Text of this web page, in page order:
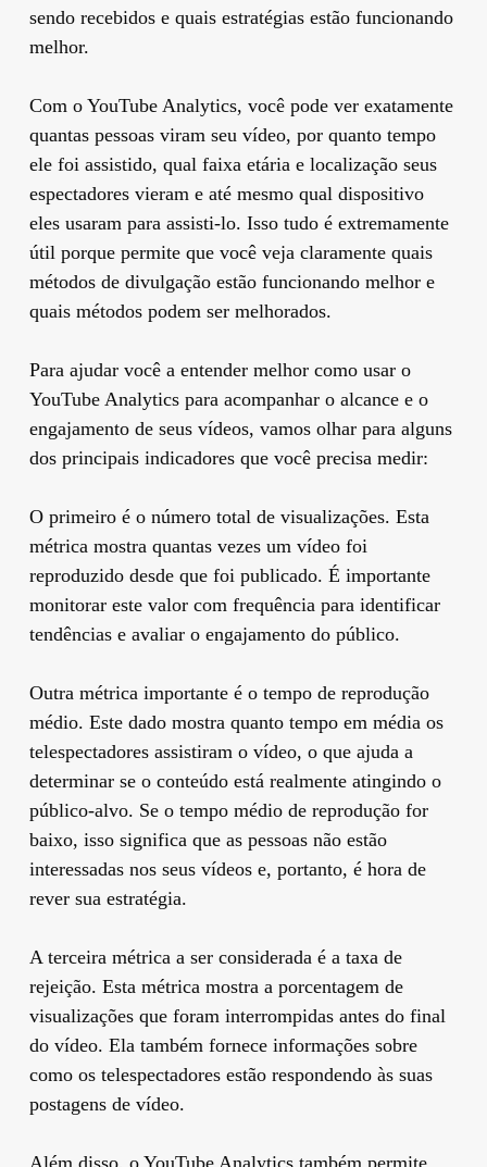
sendo recebidos e quais estratégias estão funcionando
melhor.
Com o YouTube Analytics, você pode ver exatamente
quantas pessoas viram seu vídeo, por quanto tempo
ele foi assistido, qual faixa etária e localização seus
espectadores vieram e até mesmo qual dispositivo
eles usaram para assisti-lo. Isso tudo é extremamente
útil porque permite que você veja claramente quais
métodos de divulgação estão funcionando melhor e
quais métodos podem ser melhorados.
Para ajudar você a entender melhor como usar o
YouTube Analytics para acompanhar o alcance e o
engajamento de seus vídeos, vamos olhar para alguns
dos principais indicadores que você precisa medir:
O primeiro é o número total de visualizações. Esta
métrica mostra quantas vezes um vídeo foi
reproduzido desde que foi publicado. É importante
monitorar este valor com frequência para identificar
tendências e avaliar o engajamento do público.
Outra métrica importante é o tempo de reprodução
médio. Este dado mostra quanto tempo em média os
telespectadores assistiram o vídeo, o que ajuda a
determinar se o conteúdo está realmente atingindo o
público-alvo. Se o tempo médio de reprodução for
baixo, isso significa que as pessoas não estão
interessadas nos seus vídeos e, portanto, é hora de
rever sua estratégia.
A terceira métrica a ser considerada é a taxa de
rejeição. Esta métrica mostra a porcentagem de
visualizações que foram interrompidas antes do final
do vídeo. Ela também fornece informações sobre
como os telespectadores estão respondendo às suas
postagens de vídeo.
Além disso, o YouTube Analytics também permite